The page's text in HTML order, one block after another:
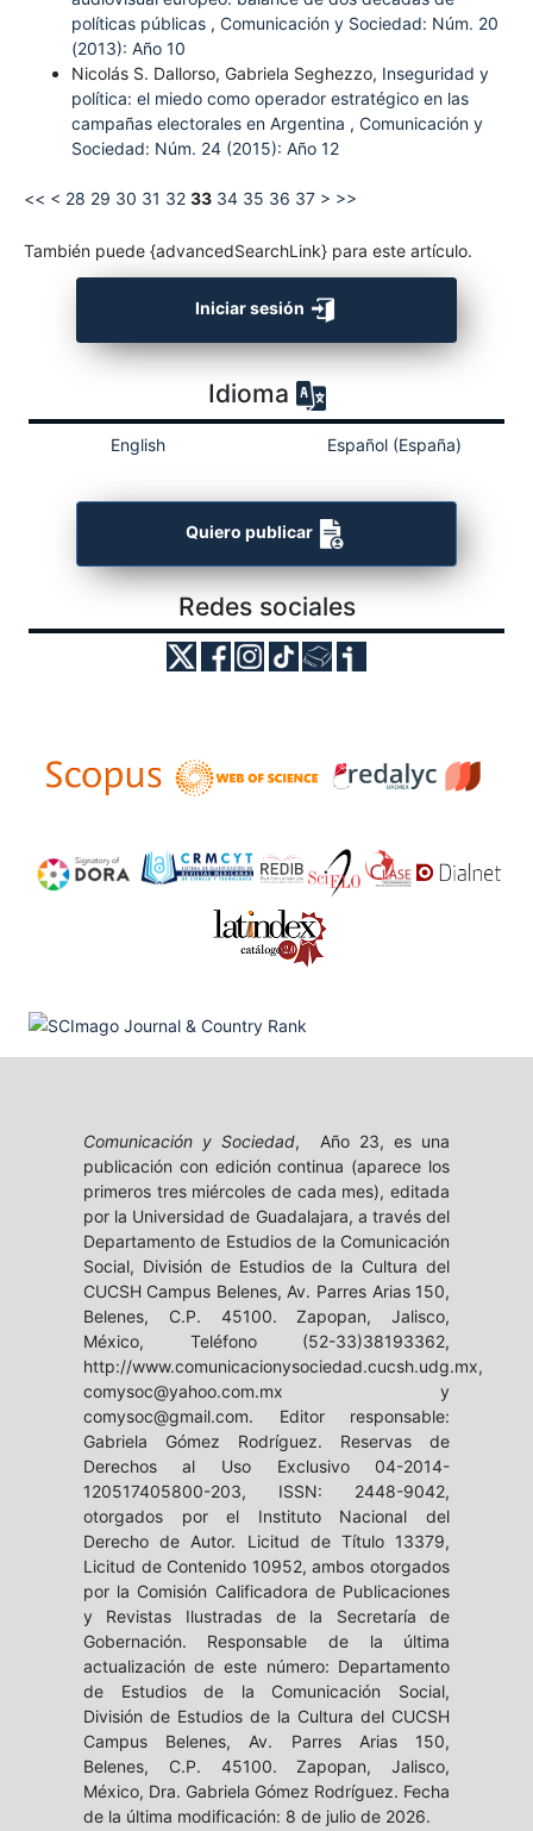
políticas públicas , Comunicación y Sociedad: Núm. 20
(2013): Año 10
Nicolás S. Dallorso, Gabriela Seghezzo, Inseguridad y
política: el miedo como operador estratégico en las
campañas electorales en Argentina , Comunicación y
Sociedad: Núm. 24 (2015): Año 12
<< < 28 29 30 31 32 33 34 35 36 37 > >>
También puede {advancedSearchLink} para este artículo.
Iniciar sesión
Idioma
English Español (España)
Quiero publicar
Redes sociales
Comunicación y Sociedad, Año 23, es una
publicación con edición continua (aparece los
primeros tres miércoles de cada mes), editada
por la Universidad de Guadalajara, a través del
Departamento de Estudios de la Comunicación
Social, División de Estudios de la Cultura del
CUCSH Campus Belenes, Av. Parres Arias 150,
Belenes, C.P. 45100. Zapopan, Jalisco,
México, Teléfono (52-33)38193362,
http://www.comunicacionysociedad.cucsh.udg.mx,
comysoc@yahoo.com.mx y
comysoc@gmail.com. Editor responsable:
Gabriela Gómez Rodríguez. Reservas de
Derechos al Uso Exclusivo 04-2014-
120517405800-203, ISSN: 2448-9042,
otorgados por el Instituto Nacional del
Derecho de Autor. Licitud de Título 13379,
Licitud de Contenido 10952, ambos otorgados
por la Comisión Calificadora de Publicaciones
y Revistas Ilustradas de la Secretaría de
Gobernación. Responsable de la última
actualización de este número: Departamento
de Estudios de la Comunicación Social,
División de Estudios de la Cultura del CUCSH
Campus Belenes, Av. Parres Arias 150,
Belenes, C.P. 45100. Zapopan, Jalisco,
México, Dra. Gabriela Gómez Rodríguez. Fecha
de la última modificación: 8 de julio de 2026.